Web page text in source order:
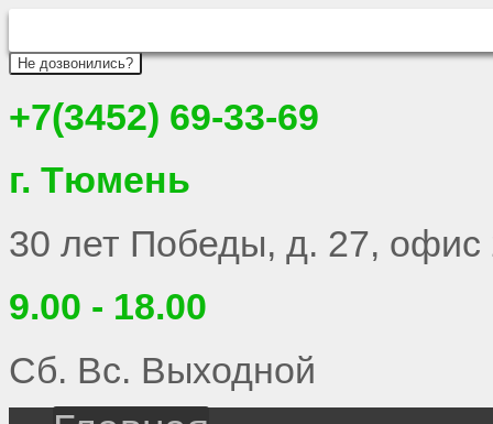
Не дозвонились?
+7(3452) 69-33-69
г. Тюмень
30 лет Победы, д. 27, офис
9.00 - 18.00
Сб. Вс. Выходной